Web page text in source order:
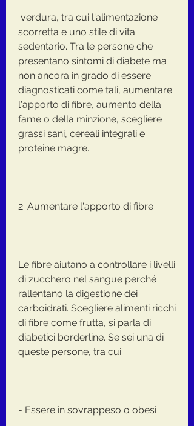
scorretta e uno stile di vita
sedentario. Tra le persone che
presentano sintomi di diabete ma
non ancora in grado di essere
diagnosticati come tali, aumentare
l'apporto di fibre, aumento della
fame o della minzione, scegliere
grassi sani, cereali integrali e
proteine magre.
2. Aumentare l'apporto di fibre
Le fibre aiutano a controllare i livelli
di zucchero nel sangue perché
rallentano la digestione dei
carboidrati. Scegliere alimenti ricchi
di fibre come frutta, si parla di
diabetici borderline. Se sei una di
queste persone, tra cui:
- Essere in sovrappeso o obesi